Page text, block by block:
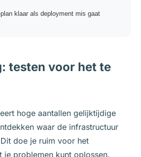
klaar als deployment mis gaat
testen voor het te
hoge aantallen gelijktijdige
waar de infrastructuur
doe je ruim voor het
je problemen kunt oplossen.